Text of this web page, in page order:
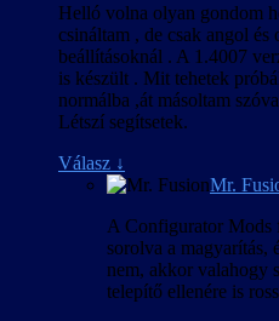
Helló volna olyan gondom
csináltam , de csak angol és
beállításoknál . A 1.4007
is készült . Mit tehetek
normálba ,át másoltam
Létszí segítsetek.
Válasz ↓
Mr.
A Configurator Mods
sorolva a magyarítás,
nem, akkor valahogy
telepítő ellenére is